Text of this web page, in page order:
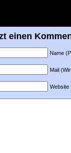
einen
Name
Mail
Website